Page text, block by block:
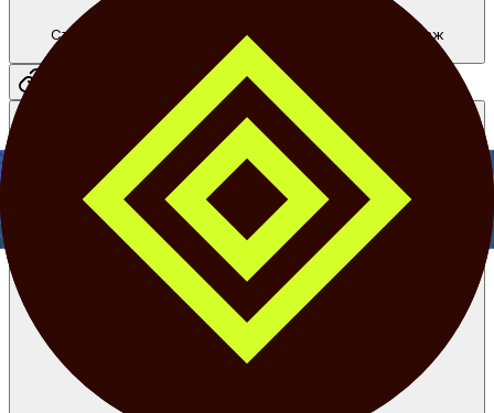
Структура продажи: Как работает структура продаж
"Заполнение снизу"?